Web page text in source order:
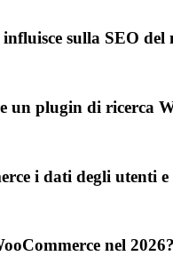
sulla SEO del
un plugin di ricerca
i dati degli utenti
nel 2026?